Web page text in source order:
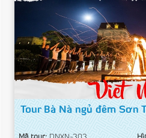
Tour Bà Nà ngủ đêm Sơn